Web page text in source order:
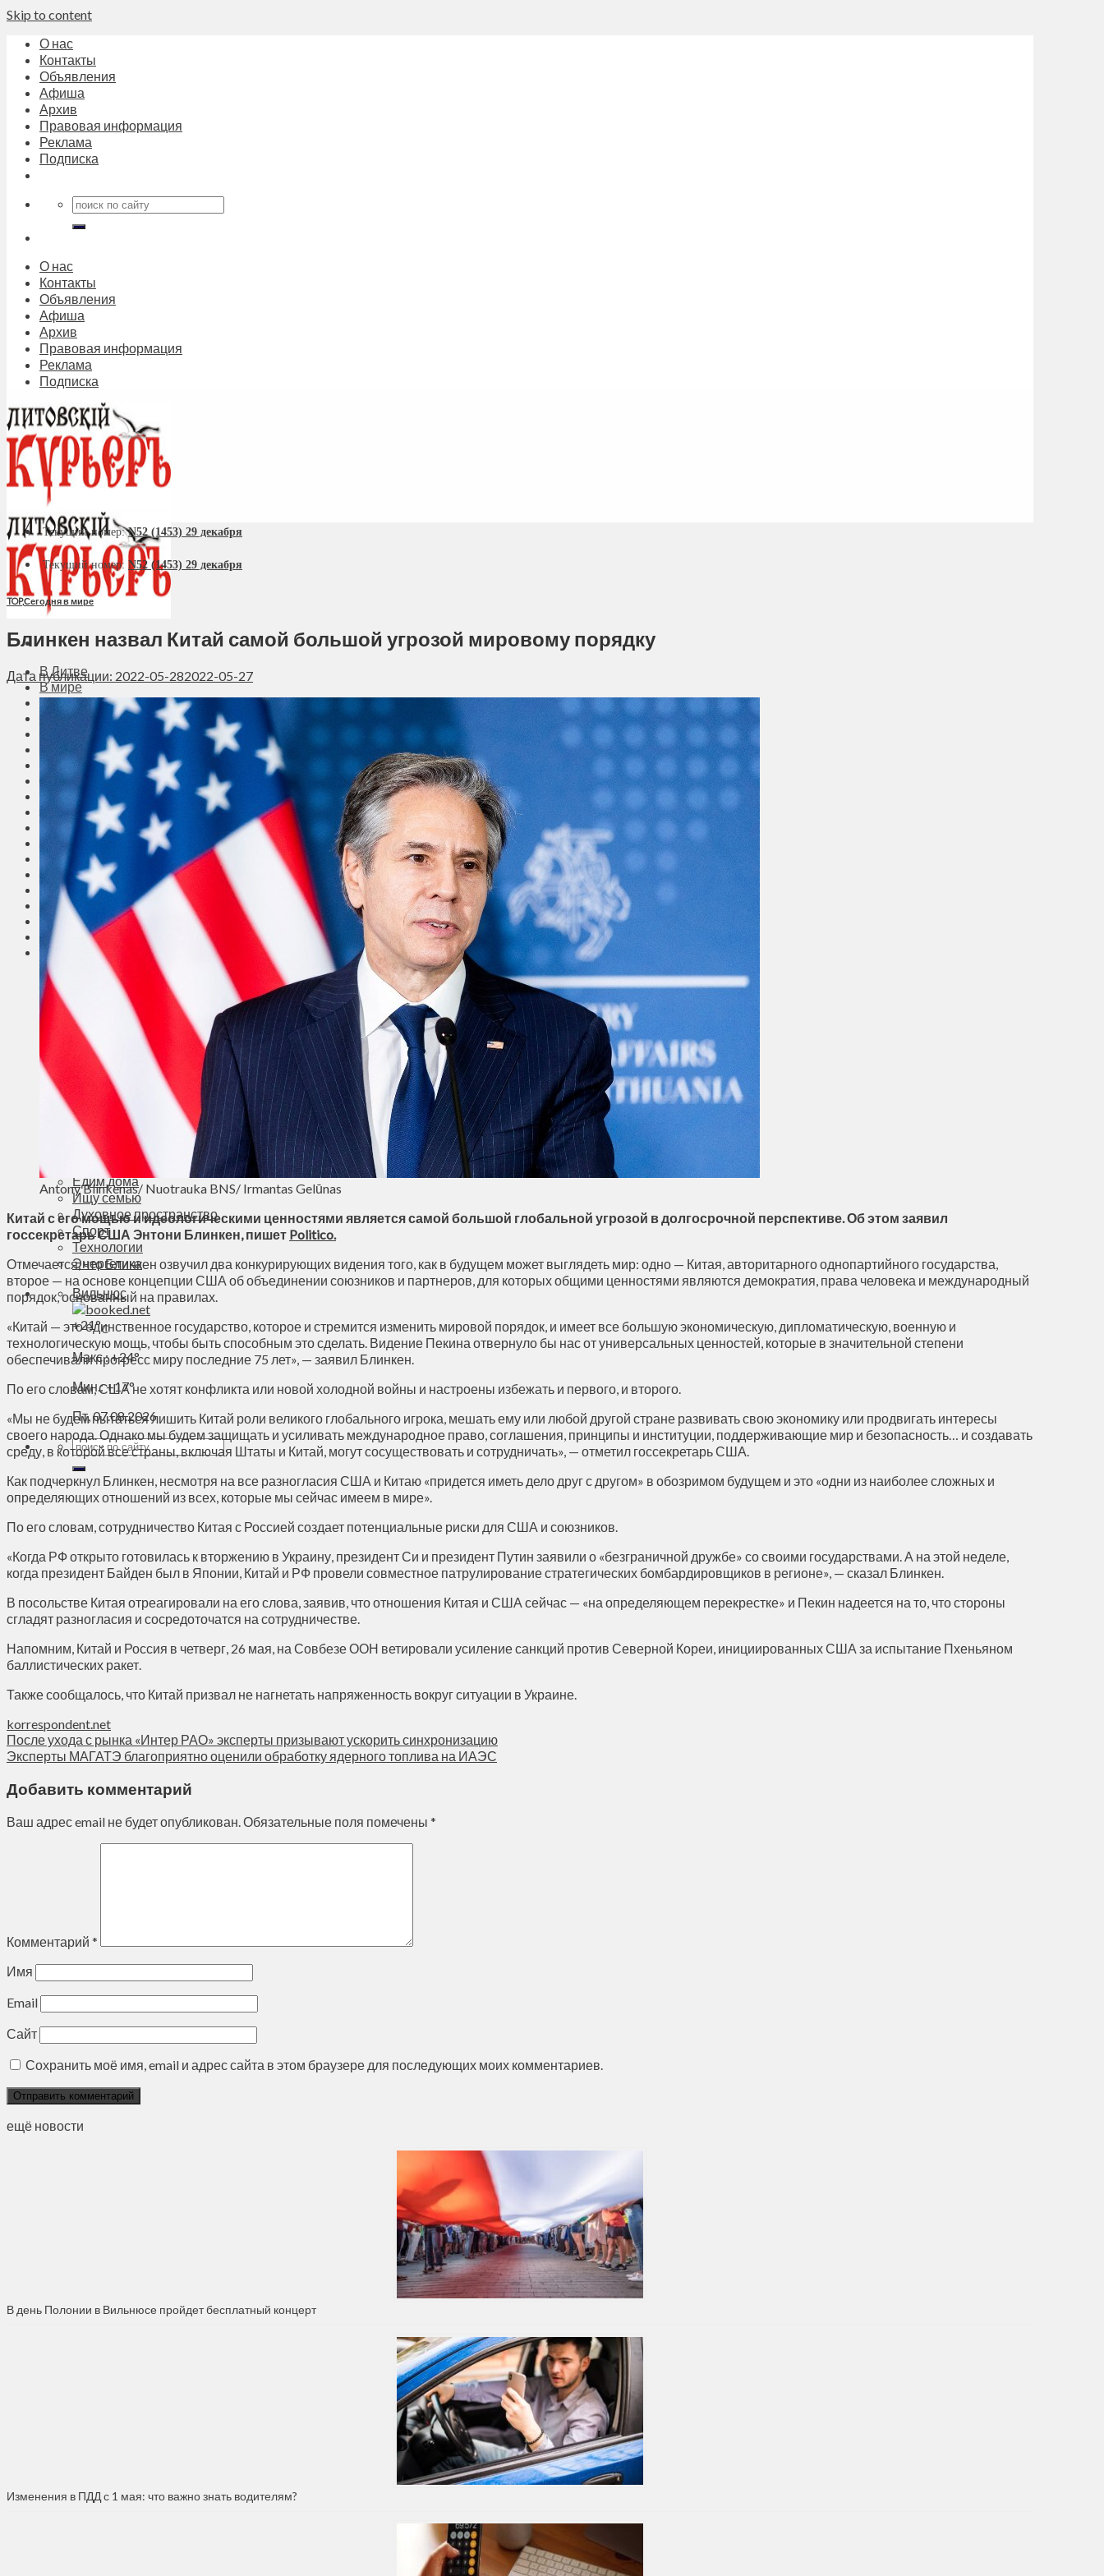
Skip to content
О нас
Контакты
Объявления
Афиша
Архив
Правовая информация
Реклама
Подписка
О нас
Контакты
Объявления
Афиша
Архив
Правовая информация
Реклама
Подписка
В Литве
В мире
Политика
Экономика
Общество
Мнения
Вильнюс
Клайпеда
Висагинас
Регионы
Соседи
Транспорт
Выбор читателей
Калейдоскоп
Армия
Сейм Литвы
Культура
Больше
Фоторепортаж
Туризм
ЛК рекомендует
Сеньорам
Образование
Здравоохранение
Экология
Происшествия
Приграничье
Деньги
Визиты
Выборы
Агроновости
Едим дома
Ищу семью
Духовное пространство
Спорт
Технологии
Энергетика
Вильнюс
+21°C
Макс.:+24°
Мин.:+17°
Пт, 07.08.2026
Текущий номер:N52 (1453) 29 декабря
Текущий номер: N52 (1453) 29 декабря
TOP,Сегодня в мире
Блинкен назвал Китай самой большой угрозой мировому порядку
Дата публикации: 2022-05-282022-05-27
Antony Blinkenas/ Nuotrauka BNS/ Irmantas Gelūnas
Китай с его мощью и идеологическими ценностями является самой большой глобальной угрозой в долгосрочной перспективе. Об этом заявил
госсекретарь США Энтони Блинкен, пишет Politico.
Отмечается, что Блинкен озвучил два конкурирующих видения того, как в будущем может выглядеть мир: одно — Китая, авторитарного однопартийного государства,
второе — на основе концепции США об объединении союзников и партнеров, для которых общими ценностями являются демократия, права человека и международный
порядок, основанный на правилах.
«Китай — это единственное государство, которое и стремится изменить мировой порядок, и имеет все большую экономическую, дипломатическую, военную и
технологическую мощь, чтобы быть способным это сделать. Видение Пекина отвернуло бы нас от универсальных ценностей, которые в значительной степени
обеспечивали прогресс миру последние 75 лет», — заявил Блинкен.
По его словам, США не хотят конфликта или новой холодной войны и настроены избежать и первого, и второго.
«Мы не будем пытаться лишить Китай роли великого глобального игрока, мешать ему или любой другой стране развивать свою экономику или продвигать интересы
своего народа. Однако мы будем защищать и усиливать международное право, соглашения, принципы и институции, поддерживающие мир и безопасность… и создавать
среду, в которой все страны, включая Штаты и Китай, могут сосуществовать и сотрудничать», — отметил госсекретарь США.
Как подчеркнул Блинкен, несмотря на все разногласия США и Китаю «придется иметь дело друг с другом» в обозримом будущем и это «одни из наиболее сложных и
определяющих отношений из всех, которые мы сейчас имеем в мире».
По его словам, сотрудничество Китая с Россией создает потенциальные риски для США и союзников.
«Когда РФ открыто готовилась к вторжению в Украину, президент Си и президент Путин заявили о «безграничной дружбе» со своими государствами. А на этой неделе,
когда президент Байден был в Японии, Китай и РФ провели совместное патрулирование стратегических бомбардировщиков в регионе», — сказал Блинкен.
В посольстве Китая отреагировали на его слова, заявив, что отношения Китая и США сейчас — «на определяющем перекрестке» и Пекин надеется на то, что стороны
сгладят разногласия и сосредоточатся на сотрудничестве.
Напомним, Китай и Россия в четверг, 26 мая, на Совбезе ООН ветировали усиление санкций против Северной Кореи, инициированных США за испытание Пхеньяном
баллистических ракет.
Также сообщалось, что Китай призвал не нагнетать напряженность вокруг ситуации в Украине.
korrespondent.net
После ухода с рынка «Интер РАО» эксперты призывают ускорить синхронизацию
Эксперты МАГАТЭ благоприятно оценили обработку ядерного топлива на ИАЭС
Добавить комментарий
Ваш адрес email не будет опубликован.Обязательные поля помечены *
Комментарий *
Имя
Email
Сайт
Сохранить моё имя, email и адрес сайта в этом браузере для последующих моих комментариев.
ещё новости
В день Полонии в Вильнюсе пройдет бесплатный концерт
Изменения в ПДД с 1 мая: что важно знать водителям?